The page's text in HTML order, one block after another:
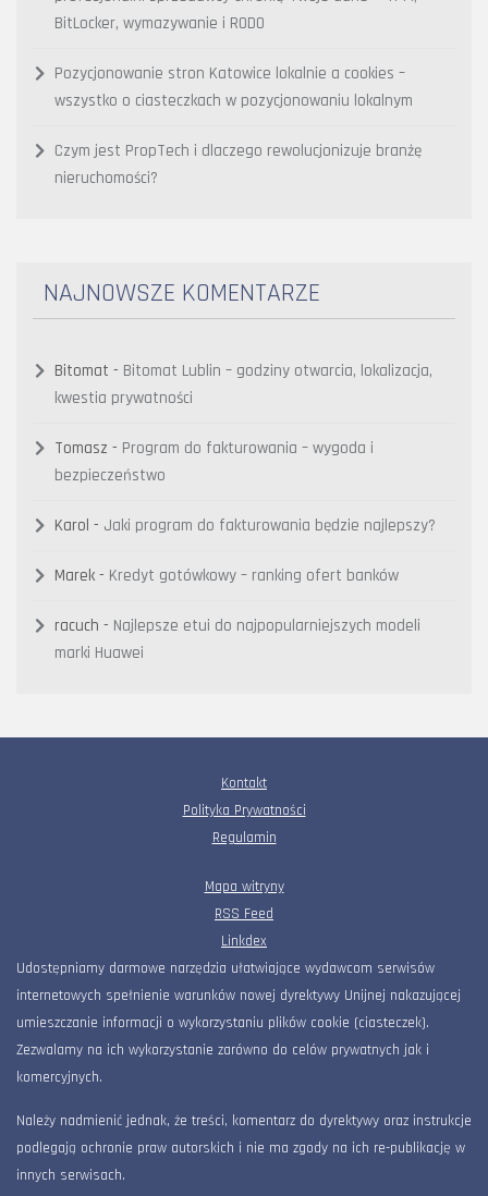
BitLocker, wymazywanie i RODO
Pozycjonowanie stron Katowice lokalnie a cookies –
wszystko o ciasteczkach w pozycjonowaniu lokalnym
Czym jest PropTech i dlaczego rewolucjonizuje branżę
nieruchomości?
NAJNOWSZE KOMENTARZE
Bitomat - Bitomat Lublin – godziny otwarcia, lokalizacja,
kwestia prywatności
Tomasz - Program do fakturowania – wygoda i
bezpieczeństwo
Karol - Jaki program do fakturowania będzie najlepszy?
Marek - Kredyt gotówkowy – ranking ofert banków
racuch - Najlepsze etui do najpopularniejszych modeli
marki Huawei
Kontakt
Polityka Prywatności
Regulamin
Mapa witryny
RSS Feed
Linkdex
Udostępniamy darmowe narzędzia ułatwiające wydawcom serwisów
internetowych spełnienie warunków nowej dyrektywy Unijnej nakazującej
umieszczanie informacji o wykorzystaniu plików cookie (ciasteczek).
Zezwalamy na ich wykorzystanie zarówno do celów prywatnych jak i
komercyjnych.
Należy nadmienić jednak, że treści, komentarz do dyrektywy oraz instrukcje
podlegają ochronie praw autorskich i nie ma zgody na ich re-publikację w
innych serwisach.